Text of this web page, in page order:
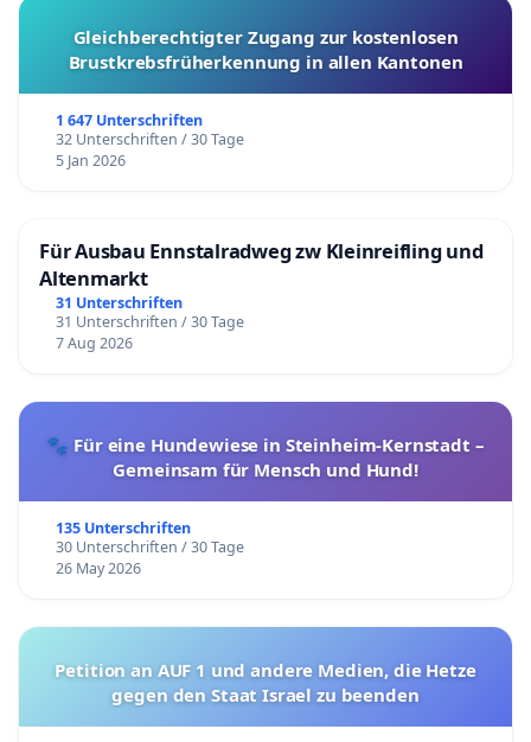
Gleichberechtigter Zugang zur kostenlosen
Brustkrebsfrüherkennung in allen Kantonen
1 647 Unterschriften
32 Unterschriften / 30 Tage
5 Jan 2026
Für Ausbau Ennstalradweg zw Kleinreifling und
Altenmarkt
31 Unterschriften
31 Unterschriften / 30 Tage
7 Aug 2026
🐾 Für eine Hundewiese in Steinheim-Kernstadt –
Gemeinsam für Mensch und Hund!
135 Unterschriften
30 Unterschriften / 30 Tage
26 May 2026
Petition an AUF 1 und andere Medien, die Hetze
gegen den Staat Israel zu beenden